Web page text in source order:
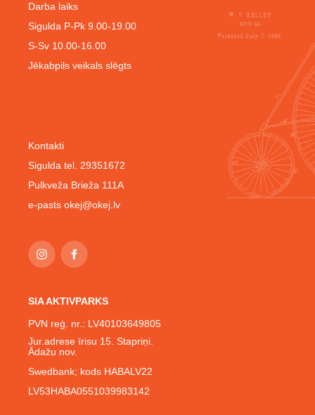
Kontakti
Sigulda tel. 29351672
Pulkveža Brieža 111A
e-pasts okej@okej.lv
Darba laiks
Sigulda P-Pk 9.00-19.00
S-Sv 10.00-16.00
Jēkabpils veikals slēgts
SIA AKTIVPARKS
PVN reģ. nr.: LV40103649805
Jur.adrese īrisu 15. Stapriņi.
Ādažu nov.
Swedbank; kods HABALV22
LV53HABA0551039983142